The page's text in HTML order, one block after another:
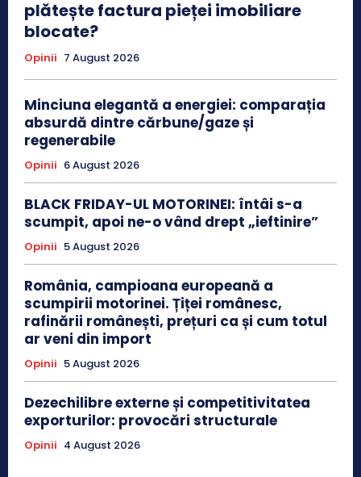
plătește factura pieței imobiliare
blocate?
Opinii 7 August 2026
Minciuna elegantă a energiei: comparația
absurdă dintre cărbune/gaze și
regenerabile
Opinii 6 August 2026
BLACK FRIDAY-UL MOTORINEI: întâi s-a
scumpit, apoi ne-o vând drept „ieftinire”
Opinii 5 August 2026
România, campioana europeană a
scumpirii motorinei. Țiței românesc,
rafinării românești, prețuri ca și cum totul
ar veni din import
Opinii 5 August 2026
Dezechilibre externe și competitivitatea
exporturilor: provocări structurale
Opinii 4 August 2026